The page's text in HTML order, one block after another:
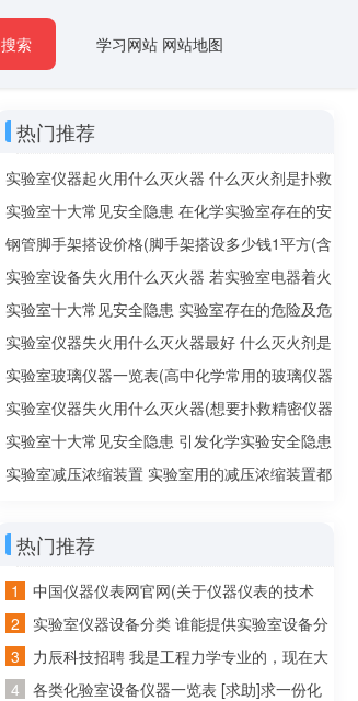
搜索 学习网站 网站地图
热门推荐
实验室仪器起火用什么灭火器 什么灭火剂是扑救
精密仪器火灾的最佳选择
实验室十大常见安全隐患 在化学实验室存在的安
全隐患有哪些
钢管脚手架搭设价格(脚手架搭设多少钱1平方(含
钢管、扣件等))
实验室设备失火用什么灭火器 若实验室电器着火
该用什么灭火器？泡沫还是二氧化碳
实验室十大常见安全隐患 实验室存在的危险及危
险来源有哪些
实验室仪器失火用什么灭火器最好 什么灭火剂是
扑救精密仪器火灾的最佳选择
实验室玻璃仪器一览表(高中化学常用的玻璃仪器
有哪些)
实验室仪器失火用什么灭火器(想要扑救精密仪器
火灾的最佳选择是什么灭火剂)
实验室十大常见安全隐患 引发化学实验安全隐患
的因素
实验室减压浓缩装置 实验室用的减压浓缩装置都
热门推荐
中国仪器仪表网官网(关于仪器仪表的技术
资料在哪个网站比较好找~)
实验室仪器设备分类 谁能提供实验室设备分
类目录呢~
力辰科技招聘 我是工程力学专业的，现在大
四了，准备回广东工作，请问广东省有哪些
各类化验室设备仪器一览表 [求助]求一份化